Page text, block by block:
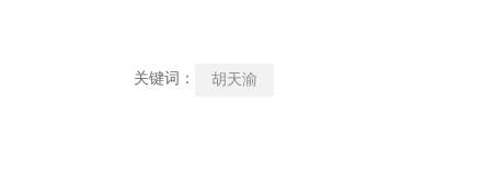
关键词： 胡天渝